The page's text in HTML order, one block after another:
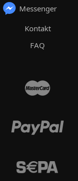
Messenger
Kontakt
FAQ